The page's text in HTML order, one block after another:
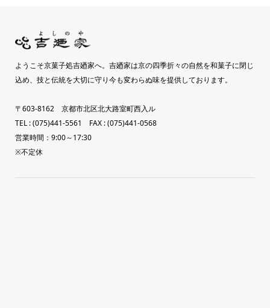
ようこそ京菓子処吉廼家へ。吉廼家は京の四季折々の自然を和菓子に閉じ
込め、技と伝統を大切に守り今も変わらぬ味を提供しております。
〒603-8162 京都市北区北大路室町西入ル
TEL : (075)441-5561 FAX : (075)441-0568
営業時間：9:00～17:30
※不定休